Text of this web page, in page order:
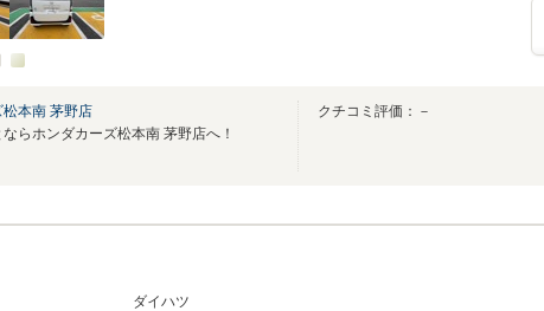
本南 茅野店
らホンダカーズ松本南 茅野店へ！
クチコミ評価：－
ダイハツ